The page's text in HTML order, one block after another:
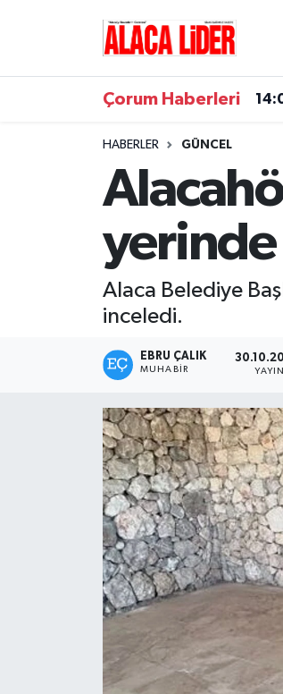
Çorum Haberleri
HABERLER GÜNCEL
Alaca Belediye
inceledi.
EBRU ÇALIK
MUHABIR
Çorum Trafik Yoğunluk Haritası
Süper Lig Puan Durumu ve Fikstür
Tüm Manşetler